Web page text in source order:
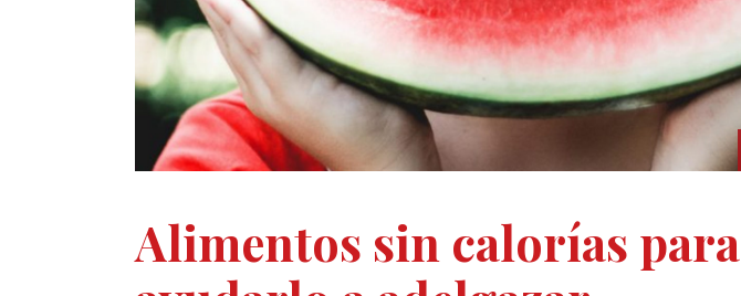
Alimentos sin calorías para